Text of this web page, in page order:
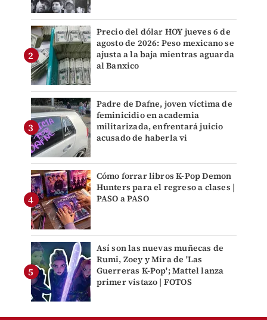
Precio del dólar HOY jueves 6 de
agosto de 2026: Peso mexicano se
ajusta a la baja mientras aguarda
al Banxico
Padre de Dafne, joven víctima de
feminicidio en academia
militarizada, enfrentará juicio
acusado de haberla vi
Cómo forrar libros K-Pop Demon
Hunters para el regreso a clases |
PASO a PASO
Así son las nuevas muñecas de
Rumi, Zoey y Mira de 'Las
Guerreras K-Pop'; Mattel lanza
primer vistazo | FOTOS